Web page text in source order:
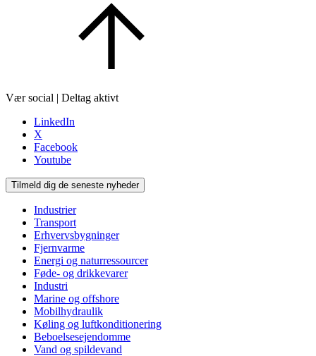
Vær social | Deltag aktivt
LinkedIn
X
Facebook
Youtube
Tilmeld dig de seneste nyheder
Industrier
Transport
Erhvervsbygninger
Fjernvarme
Energi og naturressourcer
Føde- og drikkevarer
Industri
Marine og offshore
Mobilhydraulik
Køling og luftkonditionering
Beboelsesejendomme
Vand og spildevand